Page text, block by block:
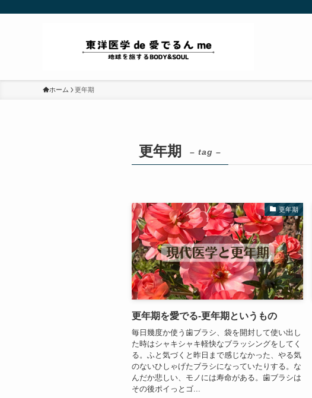
ホーム 更年期
更年期 – tag –
更年期
更年期を愛でる-更年期というもの
毎日幾度か使う歯ブラシ、袋を開封して使い出し
た時はシャキシャキ軽快なブラッシングをしてく
る。ふと気づくと昨日まで感じなかった、やる気
のないひしゃげたブラシになっていたりする。な
んだか悲しい、モノには寿命がある。歯ブラシは
その後ポイっとゴ...